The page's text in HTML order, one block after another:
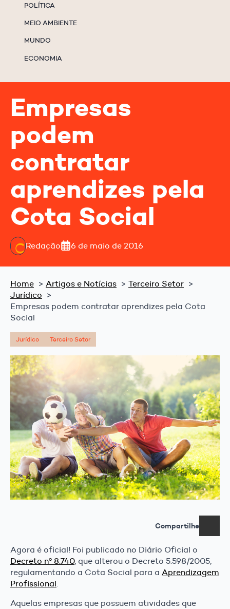
POLÍTICA
MEIO AMBIENTE
MUNDO
ECONOMIA
Empresas
podem
contratar
aprendizes pela
Cota Social
Redação 6 de maio de 2016
Home Artigos e Notícias
Terceiro Setor
Jurídico
Empresas podem contratar aprendizes pela Cota
Social
Jurídico Terceiro Setor
Compartilhe
Agora é oficial! Foi publicado no Diário Oficial o
Decreto nº 8.740, que alterou o Decreto 5.598/2005,
regulamentando a Cota Social para a Aprendizagem
Profissional.
Aquelas empresas que possuem atividades que